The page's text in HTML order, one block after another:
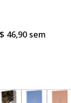
46,90 sem